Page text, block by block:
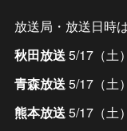
放送局・放送日時
秋田放送5/17（土
青森放送5/17（土
熊本放送5/17（土